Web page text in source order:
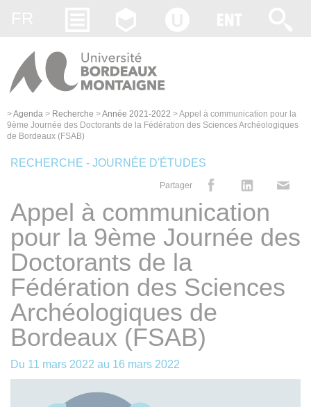
>Agenda > Recherche >Année 2021-2022 >Appel à communication pour la
9ème Journée des Doctorants de la Fédération des Sciences Archéologiques
de Bordeaux (FSAB)
RECHERCHE - JOURNÉE D'ÉTUDES
Partager
Appel à communication
pour la 9ème Journée des
Doctorants de la
Fédération des Sciences
Archéologiques de
Bordeaux (FSAB)
Du 11 mars 2022 au 16 mars 2022